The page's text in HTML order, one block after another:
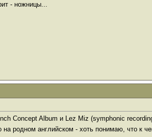
- ножницы...
Concept Album и Lez Miz (symphonic
на родном английском - хоть понимаю, что к